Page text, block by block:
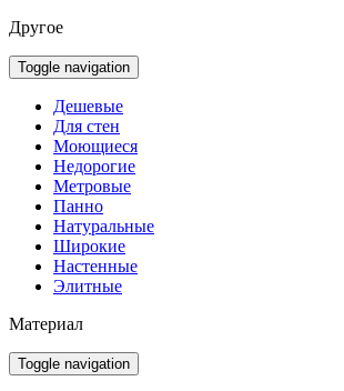
Другое
Toggle navigation
Дешевые
Для стен
Моющиеся
Недорогие
Метровые
Панно
Натуральные
Широкие
Настенные
Элитные
Материал
Toggle navigation